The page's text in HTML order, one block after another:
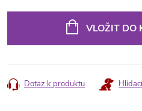
VLOŽIT DO
Dotaz k produktu